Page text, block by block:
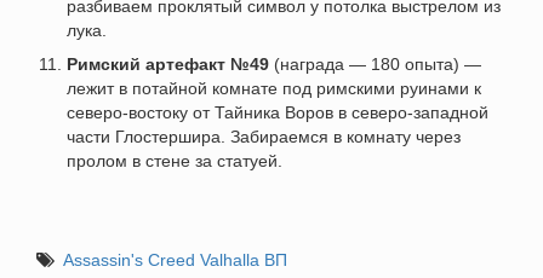
разбиваем проклятый символ у потолка выстрелом из
лука.
Римский артефакт №49 (награда — 180 опыта) —
лежит в потайной комнате под римскими руинами к
северо-востоку от Тайника Воров в северо-западной
части Глостершира. Забираемся в комнату через
пролом в стене за статуей.
Assassin's Creed Valhalla ВП